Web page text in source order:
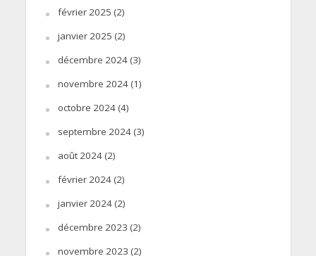
février 2025 (2)
janvier 2025 (2)
décembre 2024(3)
novembre 2024(1)
octobre 2024(4)
septembre 2024(3)
août 2024(2)
février 2024(2)
janvier 2024(2)
décembre 2023 (2)
novembre 2023 (2)